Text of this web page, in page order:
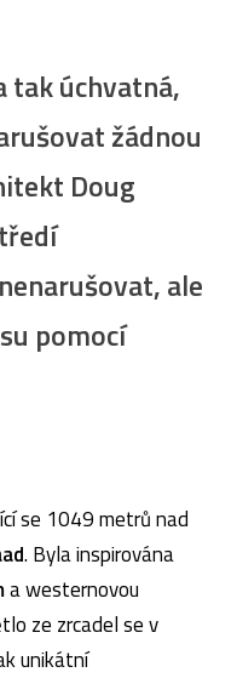
tak úchvatná,
žádnou
Doug
ale
pomocí
se 1049 metrů nad
. Byla inspirována
a westernovou
ze zrcadel se v
unikátní